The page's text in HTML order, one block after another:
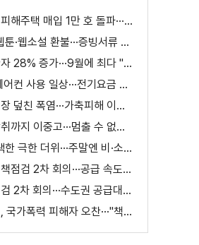
전세사기 피해주택 매입 1만 호 돌파···피해 지원 속도
"복잡한 웹툰·웹소설 환불···증빙서류 요구까지"
식중독 환자 28% 증가···9월에 최다 "입추 방심 금물"
폭염 속 에어컨 사용 일상···전기요금 줄이려면?
농축산 현장 덮친 폭염···가축피해 이틀 새 28만 마리↑
폭염에 악취까지 이중고···멈출 수 없는 필수노동
'입추' 무색한 극한 더위···주말엔 비·소나기
부동산 정책점검 2차 회의···공급 속도전 본격화하나
부동산 점검 2차 회의···수도권 공급대책 논의
이 대통령, 국가폭력 피해자 오찬···"책임지고 치유"